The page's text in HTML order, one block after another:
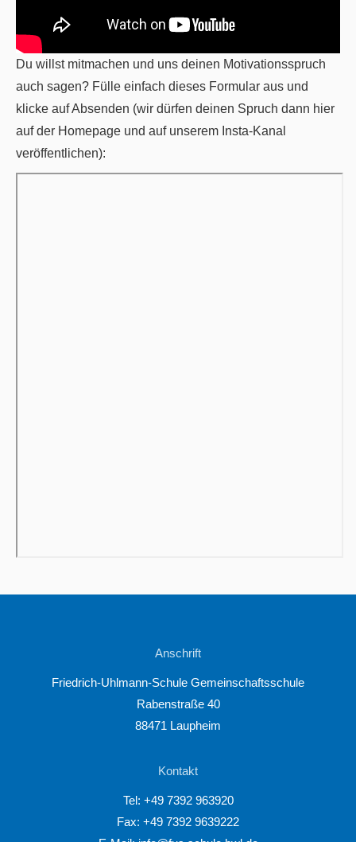
Du willst mitmachen und uns deinen Motivationsspruch
auch sagen? Fülle einfach dieses Formular aus und
klicke auf Absenden (wir dürfen deinen Spruch dann hier
auf der Homepage und auf unserem Insta-Kanal
veröffentlichen):
Anschrift
Friedrich-Uhlmann-Schule Gemeinschaftsschule
Rabenstraße 40
88471 Laupheim
Kontakt
Tel: +49 7392 963920
Fax: +49 7392 9639222